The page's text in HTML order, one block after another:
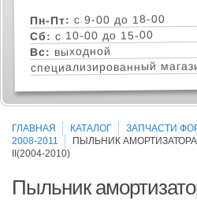
Пн-Пт: с 9-00 до 18-00
Сб: с 10-00 до 15-00
Вс: выходной
специализированный
ГЛАВНАЯ КАТАЛОГ
ЗАПЧАСТИ
2008-2011
ПЫЛЬНИК АМОРТИЗАТОРА
II(2004-2010)
Пыльник